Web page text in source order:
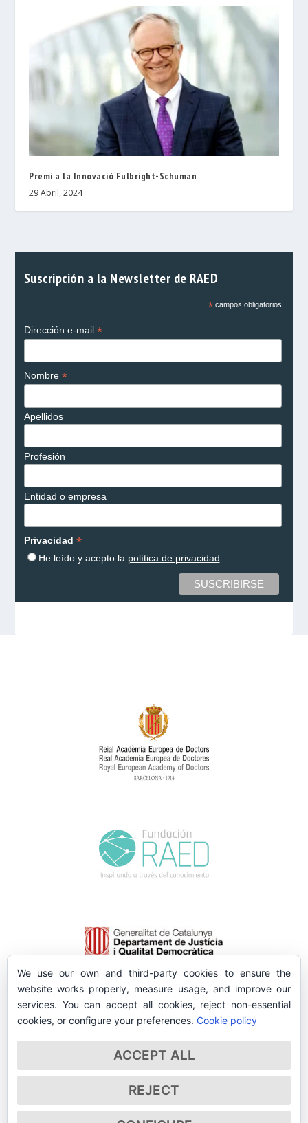
Premi a la Innovació Fulbright-Schuman
29 Abril, 2024
Suscripción a la Newsletter de RAED
*campos obligatorios
Dirección e-mail *
Nombre *
Apellidos
Profesión
Entidad o empresa
Privacidad *
He leído y acepto la política de privacidad
We use our own and third-party cookies to ensure the
website works properly, measure usage, and improve our
services. You can accept all cookies, reject non-essential
cookies, or configure your preferences. Cookie policy
ACCEPT ALL
REJECT